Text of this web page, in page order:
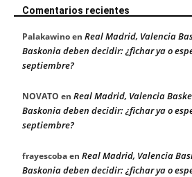
Comentarios recientes
Palakawinoen Real Madrid, Valencia
Baskonia deben decidir: ¿fichar ya o
septiembre?
NOVATO en Real Madrid, Valencia
Baskonia deben decidir: ¿fichar ya o
septiembre?
frayescobaen Real Madrid, Valencia
Baskonia deben decidir: ¿fichar ya o